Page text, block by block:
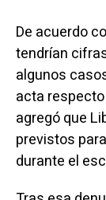
De acuerdo
tendrían
algunos
acta
agregó que
previstos
durante el